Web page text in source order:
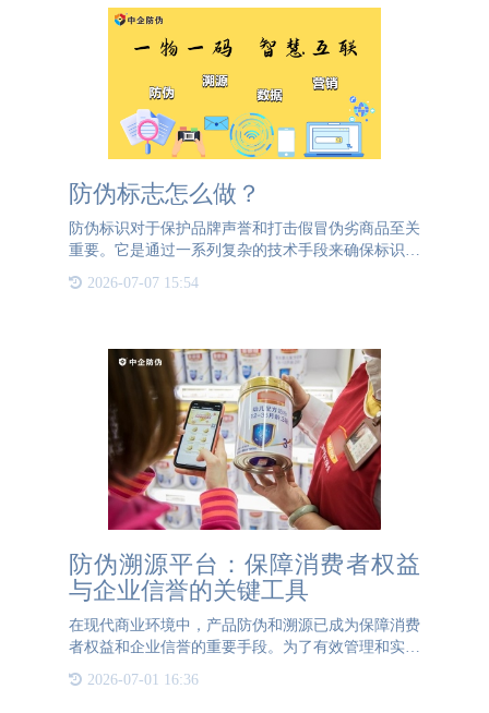
防伪标志怎么做？
防伪标识对于保护品牌声誉和打击假冒伪劣商品至关
重要。它是通过一系列复杂的技术手段来确保标识的
独特性和难以复制性的。下面是一个关于如何制作防
伪标识的概述：1、合法合作伙伴选择一个正规且拥
2026-07-07 15:54
防伪溯源平台：保障消费者权益
与企业信誉的关键工具
在现代商业环境中，产品防伪和溯源已成为保障消费
者权益和企业信誉的重要手段。为了有效管理和实施
防伪溯源措施，企业需要建立一个功能强大的防伪溯
源平台。这个平台不仅为消费者提供了便捷的查询渠
2026-07-01 16:36